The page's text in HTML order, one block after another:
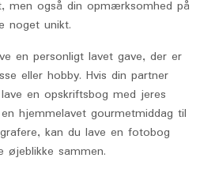
men også din opmærksomhed på
noget unikt.
en personligt lavet gave, der er
eller hobby. Hvis din partner
en opskriftsbog med jeres
hjemmelavet gourmetmiddag til
kan du lave en fotobog
øjeblikke sammen.